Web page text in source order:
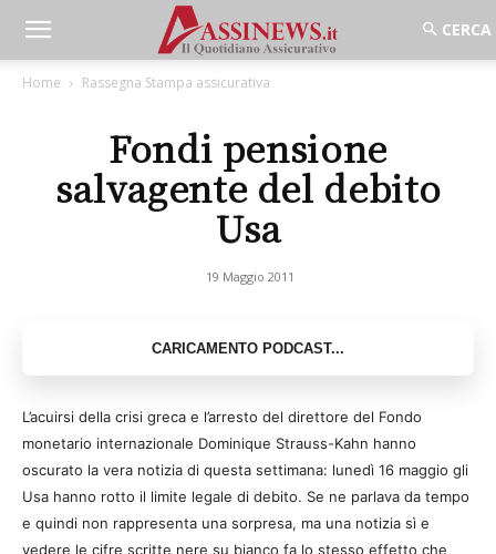
Home Rassegna Stampa assicurativa
Fondi pensione
salvagente del debito
Usa
19 Maggio 2011
L’acuirsi della crisi greca e l’arresto del direttore del Fondo
monetario internazionale Dominique Strauss-Kahn hanno
oscurato la vera notizia di questa settimana: lunedì 16 maggio gli
Usa hanno rotto il limite legale di debito. Se ne parlava da tempo
e quindi non rappresenta una sorpresa, ma una notizia sì e
vedere le cifre scritte nere su bianco fa lo stesso effetto che